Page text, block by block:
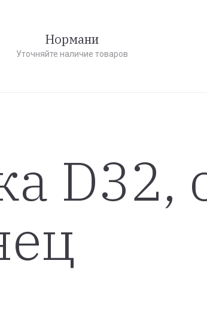
Нормани
Уточняйте наличие товаров
D32,